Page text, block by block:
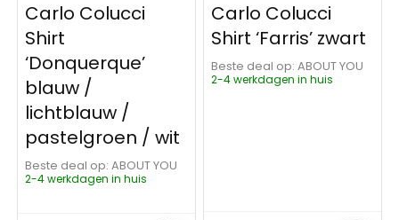
Carlo Colucci
Shirt
‘Donquerque’
blauw /
lichtblauw /
pastelgroen / wit
Beste deal op:
ABOUT YOU
2-4 werkdagen in huis
Carlo Colucci
Shirt ‘Farris’ zwart
Beste deal op:
ABOUT YOU
2-4 werkdagen in huis